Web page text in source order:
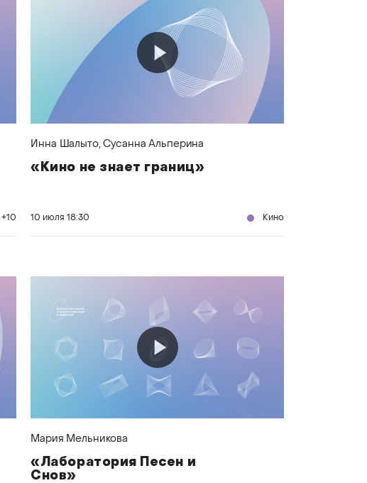
Инна Шалыто, Сусанна Альперина
«Кино не знает границ»
10 июля 18:30 Кино
Мария Мельникова
«Лаборатория Песен и
Снов»